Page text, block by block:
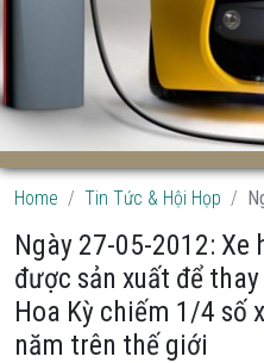
Home Tin Tức & Hội Họp
Ngày 27-05-2012: Xe
được sản xuất để
Hoa Kỳ chiếm 1/4 số
năm trên thế giới